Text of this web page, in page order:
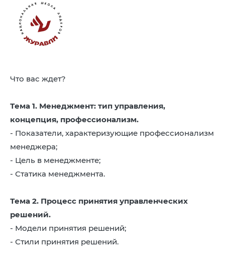
Что вас ждет?
Тема 1. Менеджмент: тип управления,
концепция, профессионализм.
- Показатели, характеризующие профессионализм
менеджера;
- Цель в менеджменте;
- Статика менеджмента.
Тема 2. Процесс принятия управленческих
решений.
- Модели принятия решений;
- Стили принятия решений.